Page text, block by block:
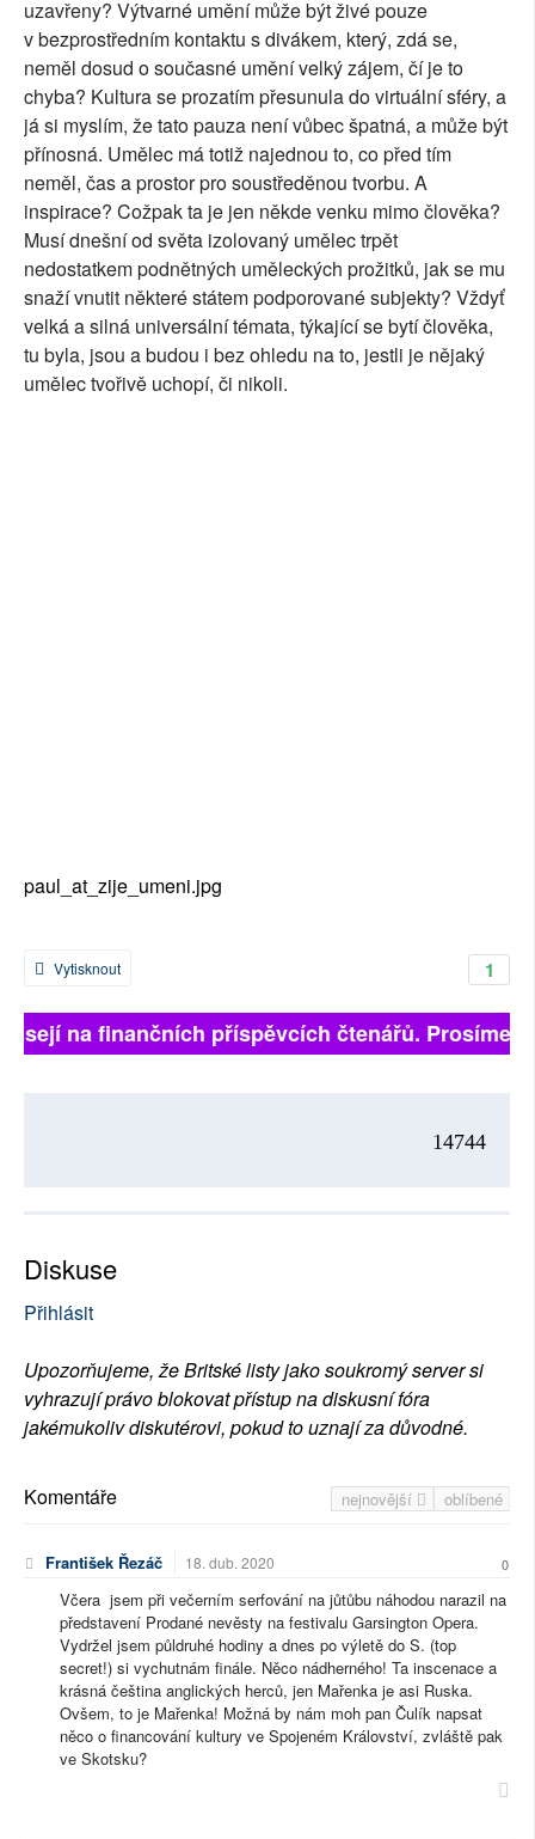
uzavřeny? Výtvarné umění může být živé pouze
v bezprostředním kontaktu s divákem, který, zdá se,
neměl dosud o současné umění velký zájem, čí je to
chyba? Kultura se prozatím přesunula do virtuální sféry, a
já si myslím, že tato pauza není vůbec špatná, a může být
přínosná. Umělec má totiž najednou to, co před tím
neměl, čas a prostor pro soustředěnou tvorbu. A
inspirace? Cožpak ta je jen někde venku mimo člověka?
Musí dnešní od světa izolovaný umělec trpět
nedostatkem podnětných uměleckých prožitků, jak se mu
snaží vnutit některé státem podporované subjekty? Vždyť
velká a silná universální témata, týkající se bytí člověka,
tu byla, jsou a budou i bez ohledu na to, jestli je nějaký
umělec tvořivě uchopí, či nikoli.
paul_at_zije_umeni.jpg
1
Vytisknout
na finančních příspěvcích čtenářů. Prosíme,
14744
Diskuse
Přihlásit
Upozorňujeme, že Britské listy jako soukromý server si
vyhrazují právo blokovat přístup na diskusní fóra
jakémukoliv diskutérovi, pokud to uznají za důvodné.
nejnovější oblíbené
Komentáře
František Řezáč 18. dub. 2020 0
Včera jsem při večerním serfování na jůtůbu náhodou narazil na
představení Prodané nevěsty na festivalu Garsington Opera.
Vydržel jsem půldruhé hodiny a dnes po výletě do S. (top
secret!) si vychutnám finále. Něco nádherného! Ta inscenace a
krásná čeština anglických herců, jen Mařenka je asi Ruska.
Ovšem, to je Mařenka! Možná by nám moh pan Čulík napsat
něco o financování kultury ve Spojeném Království, zvláště pak
ve Skotsku?